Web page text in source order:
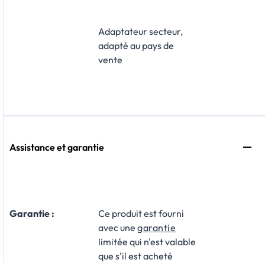
Adaptateur secteur,
adapté au pays de
vente
Assistance et garantie
Garantie :
Ce produit est fourni
avec une garantie
limitée qui n'est valable
que s'il est acheté